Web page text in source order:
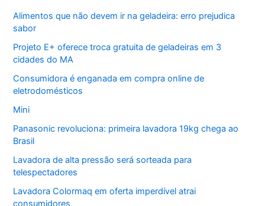
Alimentos que não devem ir na geladeira: erro prejudica
sabor
Projeto E+ oferece troca gratuita de geladeiras em 3
cidades do MA
Consumidora é enganada em compra online de
eletrodomésticos
Mini
Panasonic revoluciona: primeira lavadora 19kg chega ao
Brasil
Lavadora de alta pressão será sorteada para
telespectadores
Lavadora Colormaq em oferta imperdível atrai
consumidores